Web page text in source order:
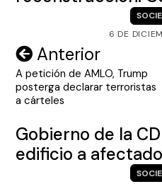
6 DE
Navegación
de
entradas
Anterior
A petición de AMLO, Trump
posterga declarar terroristas
a cárteles
Gobierno de la
edificio a